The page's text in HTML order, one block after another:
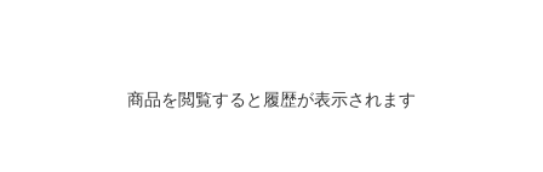
商品を閲覧すると履歴が表示されます